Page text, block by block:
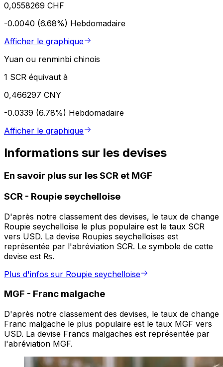
0,0558269 CHF
-0.0040 (6.68%) Hebdomadaire
Afficher le graphique
Yuan ou renminbi chinois
1 SCR équivaut à
0,466297 CNY
-0.0339 (6.78%) Hebdomadaire
Afficher le graphique
Informations sur les devises
En savoir plus sur les SCR et MGF
SCR - Roupie seychelloise
D'après notre classement des devises, le taux de change
Roupie seychelloise le plus populaire est le taux SCR
vers USD. La devise Roupies seychelloises est
représentée par l'abréviation SCR. Le symbole de cette
devise est ₨.
Plus d'infos sur Roupie seychelloise
MGF - Franc malgache
D'après notre classement des devises, le taux de change
Franc malgache le plus populaire est le taux MGF vers
USD. La devise Francs malgaches est représentée par
l'abréviation MGF.